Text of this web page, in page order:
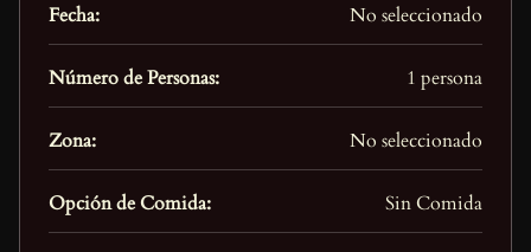
Fecha: No seleccionado
Número de Personas: 1 persona
Zona: No seleccionado
Opción de Comida: Sin Comida